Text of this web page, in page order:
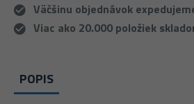
Väčšinu objednávok
Viac ako 20.000 položiek
POPIS